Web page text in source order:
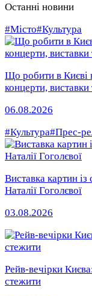
Останні новини
#Місто#Культура
Що робити в Києві
концерти, виставки
06.08.2026
#Культура#Прес-
Виставка картин
Наталії Гоголєвої
03.08.2026
Рейв-вечірки
стежити